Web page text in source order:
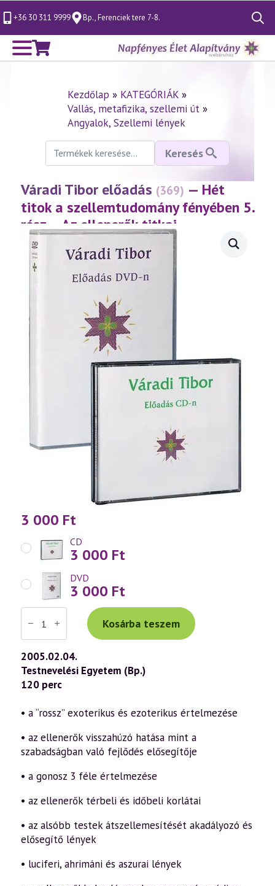
+36 30 311 9999 Bp., Ferenciek tere 7-8.
Search
for:
Kezdőlap » KATEGÓRIÁK»
Vallás, metafizika, szellemi út»
Angyalok, Szellemi lények
Keresés
következőre:
Keresés
Váradi Tibor előadás (369) — Hét
titok a szellemtudomány fényében 5.
rész – Az ellenerők titkai
(2005.02.04.)
3 000 Ft
CD
3 000 Ft
DVD
3 000 Ft
Váradi
Tibor
előadás
(369)
—
Hét
titok
a
szellemtudomány
5.
rész
Az
ellenerők
titkai
mennyiség
Kosárba teszem
2005.02.04.
Testnevelési Egyetem (Bp.)
120 perc
• a “rossz” exoterikus és ezoterikus értelmezése
• az ellenerők visszahúzó hatása mint a
szabadságban való fejlődés elősegítője
• a gonosz 3 féle értelmezése
• az ellenerők térbeli és időbeli korlátai
• az alsóbb testek átszellemesítését akadályozó és
elősegítő lények
• luciferi, ahrimáni és aszurai lények